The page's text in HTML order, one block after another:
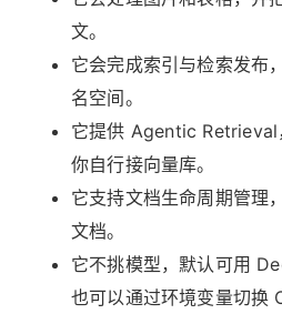
文。
它会完成索引与检索发布
名空间。
它提供 Agentic Retrieval
你自行接向量库。
它支持文档生命周期管理
文档。
它不挑模型，默认可用
也可以通过环境变量切换